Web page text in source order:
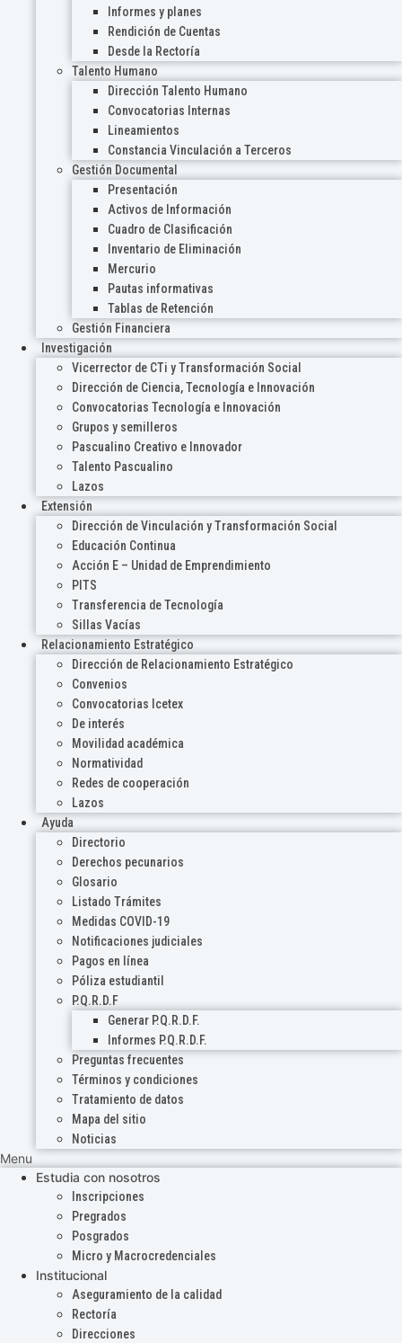
Informes y planes
Rendición de Cuentas
Desde la Rectoría
Talento Humano
Dirección Talento Humano
Convocatorias Internas
Lineamientos
Constancia Vinculación a Terceros
Gestión Documental
Presentación
Activos de Información
Cuadro de Clasificación
Inventario de Eliminación
Mercurio
Pautas informativas
Tablas de Retención
Gestión Financiera
Investigación
Vicerrector de CTi y Transformación Social
Dirección de Ciencia, Tecnología e Innovación
Convocatorias Tecnología e Innovación
Grupos y semilleros
Pascualino Creativo e Innovador
Talento Pascualino
Lazos
Extensión
Dirección de Vinculación y Transformación Social
Educación Continua
Acción E – Unidad de Emprendimiento
PITS
Transferencia de Tecnología
Sillas Vacías
Relacionamiento Estratégico
Dirección de Relacionamiento Estratégico
Convenios
Convocatorias Icetex
De interés
Movilidad académica
Normatividad
Redes de cooperación
Lazos
Ayuda
Directorio
Derechos pecunarios
Glosario
Listado Trámites
Medidas COVID-19
Notificaciones judiciales
Pagos en línea
Póliza estudiantil
P.Q.R.D.F
Generar P.Q.R.D.F.
Informes P.Q.R.D.F.
Preguntas frecuentes
Términos y condiciones
Tratamiento de datos
Mapa del sitio
Noticias
Menu
Estudia con nosotros
Inscripciones
Pregrados
Posgrados
Micro y Macrocredenciales
Institucional
Aseguramiento de la calidad
Rectoría
Direcciones